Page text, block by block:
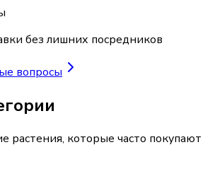
без лишних посредников
вопросы
растения, которые часто покупают